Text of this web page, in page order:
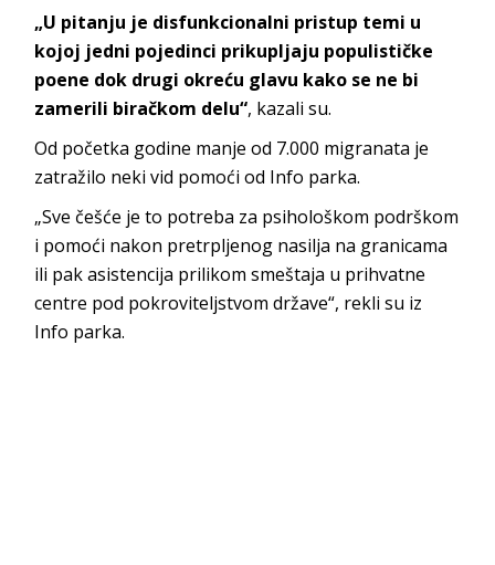
„U pitanju je disfunkcionalni pristup temi u
kojoj jedni pojedinci prikupljaju populističke
poene dok drugi okreću glavu kako se ne bi
zamerili biračkom delu“, kazali su.
Od početka godine manje od 7.000 migranata je
zatražilo neki vid pomoći od Info parka.
„Sve češće je to potreba za psihološkom podrškom
i pomoći nakon pretrpljenog nasilja na granicama
ili pak asistencija prilikom smeštaja u prihvatne
centre pod pokroviteljstvom države“, rekli su iz
Info parka.